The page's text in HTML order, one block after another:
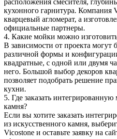
кухонного гарнитура. Компания
кварцевый агломерат, а
официальные партнеры.
4. Какие мойки можно
В зависимости от проекта
различной формы и
квадратные, с одной или двумя
него. Большой выбор декоров
позволяет подобрать решение
кухни.
5. Где заказать
камня?
Если вы хотите заказать
из искусственного камня,
Vicostone и оставьте заявку на